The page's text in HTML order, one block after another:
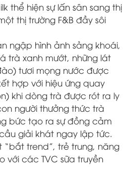
thể hiện sự lấn sân sang thị
thị trường F&B đầy sôi
ngập hình ảnh sảng khoái,
trà xanh mướt, những lát
tươi mọng nước được
hợp với hiệu ứng quay
khi dòng trà được rót ra ly
người thưởng thức trà
bức tạo ra sự đồng cảm
giải khát ngay lập tức.
“bắt trend”, trẻ trung, năng
với các TVC sữa truyền